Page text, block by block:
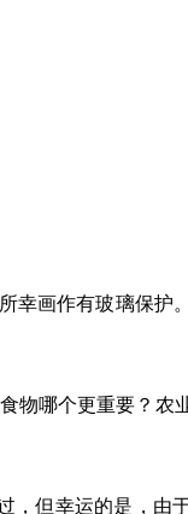
幸画作有玻璃保护
物哪个更重要？农
但幸运的是，由